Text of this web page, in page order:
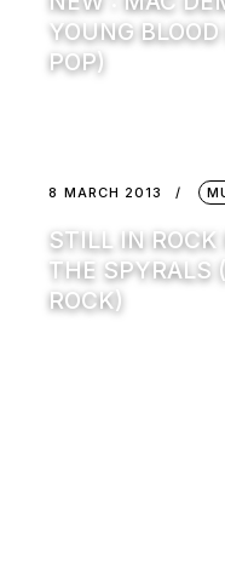
YOUNG
POP)
8 MARCH 2013
STILL IN ROCK
THE SPYRALS
ROCK)